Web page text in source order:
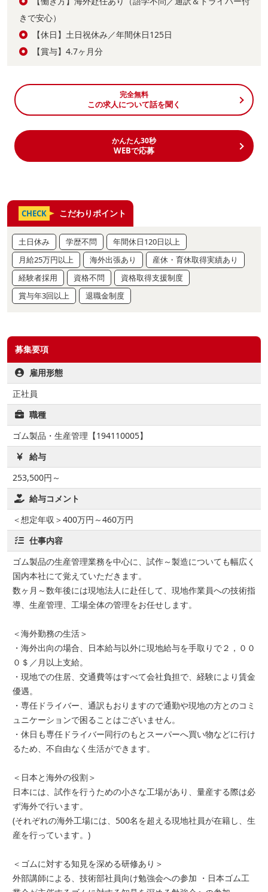
きで安心）
【休日】土日祝休み／年間休日125日
【賞与】4.7ヶ月分
完全無料
この求人について話を聞く
かんたん30秒
WEBで応募
CHECK こだわりポイント
土日休み 学歴不問
年間休日120日以上
月給25万円以上
海外出張あり
産休・育休取得実績あり
経験者採用
資格不問
資格取得支援制度
賞与年3回以上
退職金制度
募集要項
雇用形態
正社員
職種
ゴム製品・生産管理【194110005】
給与
253,500円～
給与コメント
＜想定年収＞400万円～460万円
仕事内容
ゴム製品の生産管理業務を中心に、試作～製造についても幅広く
国内本社にて覚えていただきます。
数ヶ月～数年後には現地法人に赴任して、現地作業員への技術指
導、生産管理、工場全体の管理をお任せします。
＜海外勤務の生活＞
・海外出向の場合、日本給与以外に現地給与を手取りで２，００
０＄／月以上支給。
・現地での住居、交通費等はすべて会社負担で、経験により賃金
優遇。
・専任ドライバー、通訳もおりますので通勤や現地の方とのコミ
ュニケーションで困ることはございません。
・休日も専任ドライバー同行のもとスーパーへ買い物などに行け
るため、不自由なく生活ができます。
＜日本と海外の役割＞
日本には、試作を行うための小さな工場があり、量産する際は必
ず海外で行います。
(それぞれの海外工場には、500名を超える現地社員が在籍し、生
産を行っています。)
＜ゴムに対する知見を深める研修あり＞
外部講師による、技術部社員向け勉強会への参加 ・日本ゴム工